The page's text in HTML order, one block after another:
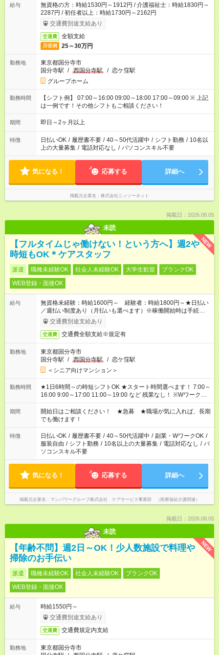
給与
無資格の方：時給1530円～1912円 / 介護福祉士：時給1830円～
2287円 / 初任者以上：時給1730円～2162円
交通費別途支給あり
交通費 全額支給
月収例 25～30万円
勤務地
東京都国分寺市
国分寺駅 / 西国分寺駅 / 恋ケ窪駅
グループホーム
勤務時間
【シフト例】 07:00～16:00 09:00～18:00 17:00～09:00 ※ 上記
は一例です！その他シフトもご相談ください！
期間 即日～2ヶ月以上
特徴 日払いOK / 履歴書不要 / 40～50代活躍中 / シフト勤務 / 10名以
上の大量募集 / 電話対応なし / パソコンスキル不要
気になる！ 応募する 詳細へ
掲載元企業名 株式会社ニッソーネット
掲載日：2026.08.05
未読
NEW
【フルタイムじゃ働けない！という方へ】週2や
時短もOK＊ケアスタッフ
派遣 職種未経験OK 社会人未経験OK 大学生歓迎
ブランクOK
WEB登録・面接OK
給与
無資格未経験：時給1600円～ 経験者：時給1800円～★日払い
／週払い制度あり（月払いも選べます）※稼働開始時は手続き完
了次第のお支払いとなります。
交通費別途支給あり
交通費 交通費全額支給※規定有
勤務地
東京都国分寺市
国分寺駅 / 西国分寺駅 / 恋ケ窪駅
＜シニア向けマンション＞
勤務時間
★1日6時間～の時短シフトOK ★スタート時間選べます！ 7:00～
16:00 9:00～17:00 11:00～19:00 など 残業なし！ ※Wワークの
場合、他のお仕事と合わせ週40時間超の就業はご案内できませ
ん ※法令に基づき、週20時間以上勤務は社会保険への加入対象
となります ※労働者派遣法（日雇い派遣の原則禁止）により、
短時間・短期間の就業はご案内が難しい場合があります
期間
開始日はご相談ください！ ★急募 ★職場が気に入れば、長期
でも働けます！
特徴 日払いOK / 履歴書不要 / 40～50代活躍中 / 副業・WワークOK /
服装自由 / シフト勤務 / 10名以上の大量募集 / 電話対応なし / パ
ソコンスキル不要
気になる！ 応募する 詳細へ
掲載元企業名 マンパワーグループ株式会社 ケアサービス事業部 （医療福祉介護関連）
掲載日：2026.08.05
未読
NEW
【年齢不問】週2日～OK！少人数施設で料理や
掃除のお手伝い
派遣 職種未経験OK 社会人未経験OK
ブランクOK
WEB登録・面接OK
給与
時給1550円～
交通費別途支給あり
交通費 交通費規定内支給
勤務地
東京都国分寺市